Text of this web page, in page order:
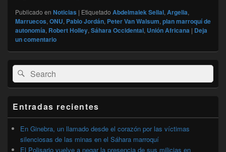
Publicado en Noticias | Etiquetado Abdelmalek Sellal, Argelia,
Marruecos, ONU, Pablo Jordán, Peter Van Walsum, plan marroquí de
autonomía, Robert Holley, Sáhara Occidental, Unión Africana | Deja
un comentario
El
área
de
widget
lateral
primaria
Buscar
por:
Buscar
Entradas recientes
En Ginebra, un llamado desde el corazón por las víctimas
silenciosas de las minas en el Sáhara marroquí
El Polisario vuelve a negar la presencia de sus milicias en